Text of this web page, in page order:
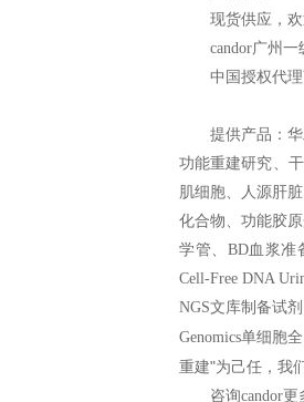
现货供应，
candor广州一
中国授权代
提供产品：
功能重建研究、
肌细胞、人源肝
化合物、功能胶
学管、BD血浆准
Cell-Free DNA
NGS文库制备试
Genomics单细胞
重建"为己任，我
咨询candor更